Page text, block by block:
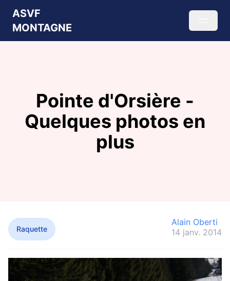
ASVF
MONTAGNE
Pointe d'Orsière -
Quelques photos en
plus
Raquette
Alain Oberti
14 janv. 2014